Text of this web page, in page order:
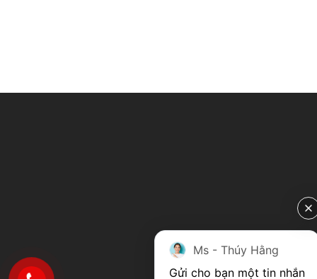
Ms - Thúy Hằng
Gửi cho bạn một tin nhắn